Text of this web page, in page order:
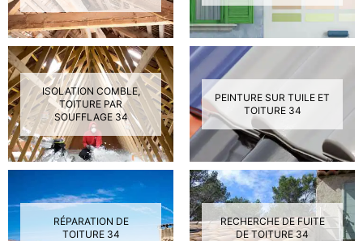
ISOLATION COMBLE,
TOITURE PAR
SOUFFLAGE 34
PEINTURE SUR TUILE ET
TOITURE 34
RÉPARATION DE
TOITURE 34
RECHERCHE DE FUITE
DE TOITURE 34